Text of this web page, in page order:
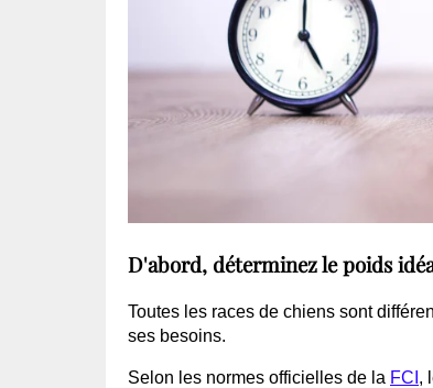
D'abord, déterminez le poids
Toutes les races de chiens sont
ses besoins.
Selon les normes officielles de la FCI ,